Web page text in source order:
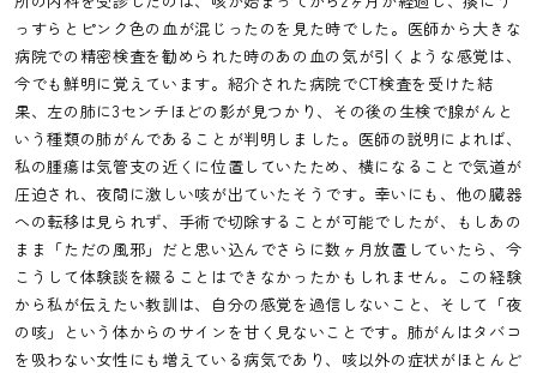
っすらとピンク色の血が混じったのを見た時でした。医師から大きな
病院での精密検査を勧められた時のあの血の気が引くような感覚は、
今でも鮮明に覚えています。紹介された病院でCT検査を受けた結
果、左の肺に3センチほどの影が見つかり、その後の生検で腺がんと
いう種類の肺がんであることが判明しました。医師の説明によれば、
私の腫瘍は気管支の近くに位置していたため、横になることで気道が
圧迫され、夜間に激しい咳が出ていたそうです。幸いにも、他の臓器
への転移は見られず、手術で切除することが可能でしたが、もしあの
まま「ただの風邪」だと思い込んでさらに数ヶ月放置していたら、今
こうして体験談を綴ることはできなかったかもしれません。この経験
から私が伝えたい教訓は、自分の感覚を過信しないこと、そして「夜
の咳」という体からのサインを甘く見ないことです。肺がんはタバコ
を吸わない女性にも増えている病気であり、咳以外の症状がほとんど